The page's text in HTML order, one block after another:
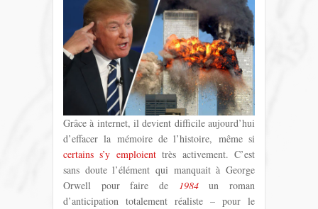
Grâce à internet, il devient difficile aujourd’hui
d’effacer la mémoire de l’histoire, même si
certains s’y emploienttrès activement. C’est
sans doute l’élément qui manquait à George
Orwell pour faire de 1984un roman
d’anticipation totalement réaliste – pour le